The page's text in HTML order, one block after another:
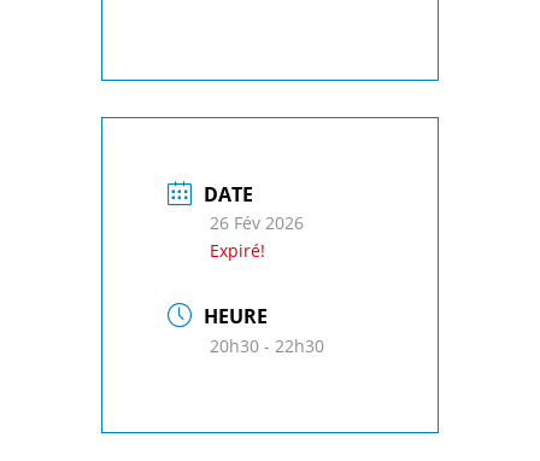
DATE
26 Fév 2026
Expiré!
HEURE
20h30 - 22h30